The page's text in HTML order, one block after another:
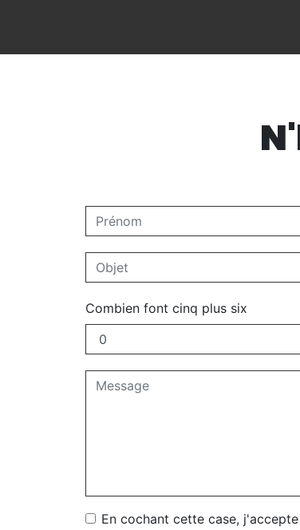
Combien font cinq plus six
En cochant cette case,